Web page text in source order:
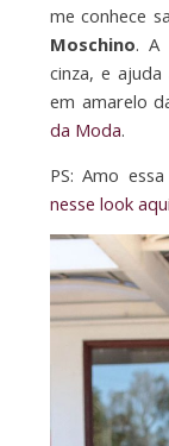
me conhece
Moschino. A
cinza, e
em amarelo
da Moda.
PS: Amo
nesse look aqui